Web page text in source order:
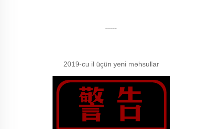
2019-cu il üçün yeni məhsullar